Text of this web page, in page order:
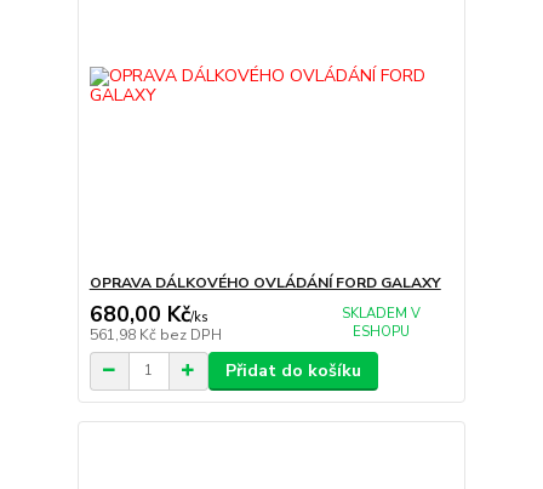
OPRAVA DÁLKOVÉHO OVLÁDÁNÍ FORD GALAXY
680,00 Kč/ks
561,98 Kč bez DPH
SKLADEM V
ESHOPU
Přidat do košíku